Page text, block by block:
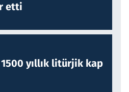
etti
yıllık litürjik kap